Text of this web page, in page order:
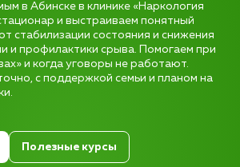
в Абинске в клинике «Наркология
и выстраиваем понятный
стабилизации состояния и снижения
и профилактики срыва. Помогаем при
и когда уговоры не работают.
с поддержкой семьи и планом на
Полезные курсы